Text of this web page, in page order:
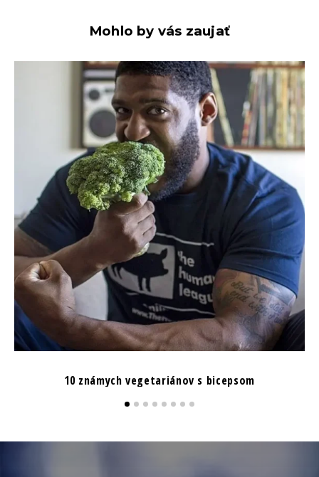
Mohlo by vás zaujať
10 známych vegetariánov s bicepsom